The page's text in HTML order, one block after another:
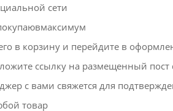
сети
в корзину и перейдите в
ссылку на размещенный
с вами свяжется для
товар